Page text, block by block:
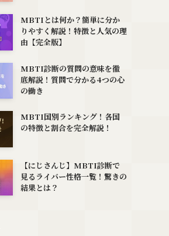
MBTIとは何か？簡単に分か
りやすく解説！特徴と人気の理
由【完全版】
MBTI診断の質問の意味を徹
底解説！質問で分かる4つの心
の働き
MBTI国別ランキング！各国
の特徴と割合を完全解説！
【にじさんじ】MBTI診断で
見るライバー性格一覧！驚きの
結果とは？